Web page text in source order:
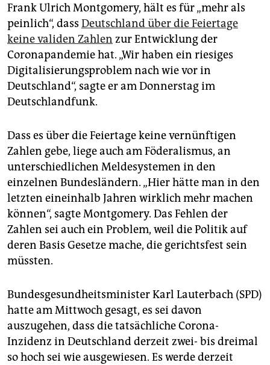
Frank Ulrich Montgomery, hält es für „mehr als
peinlich“, dass Deutschland über die Feiertage
keine validen Zahlen zur Entwicklung der
Coronapandemie hat. „Wir haben ein riesiges
Digitalisierungsproblem nach wie vor in
Deutschland“, sagte er am Donnerstag im
Deutschlandfunk.
Dass es über die Feiertage keine vernünftigen
Zahlen gebe, liege auch am Föderalismus, an
unterschiedlichen Meldesystemen in den
einzelnen Bundesländern. „Hier hätte man in den
letzten eineinhalb Jahren wirklich mehr machen
können“, sagte Montgomery. Das Fehlen der
Zahlen sei auch ein Problem, weil die Politik auf
deren Basis Gesetze mache, die gerichtsfest sein
müssten.
Bundesgesundheitsminister Karl Lauterbach (SPD)
hatte am Mittwoch gesagt, es sei davon
auszugehen, dass die tatsächliche Corona-
Inzidenz in Deutschland derzeit zwei- bis dreimal
so hoch sei wie ausgewiesen. Es werde derzeit